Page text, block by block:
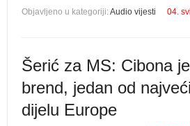
Objavljeno u kategoriji:Audio vijesti 04.
Šerić za MS: Cibona
brend, jedan od
dijelu Europe